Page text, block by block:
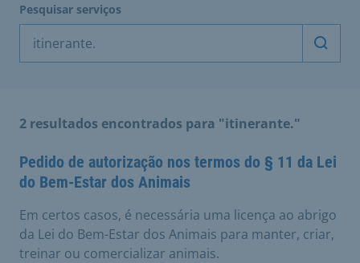
Pesquisar serviços
2 resultados encontrados para "itinerante."
Pedido de autorização nos termos do § 11 da Lei
do Bem-Estar dos Animais
Em certos casos, é necessária uma licença ao abrigo
da Lei do Bem-Estar dos Animais para manter, criar,
treinar ou comercializar animais.